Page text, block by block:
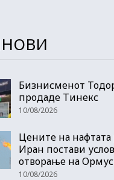
Бизнисменот
продаде Тинекс
10/08/2026
Цените на нафтата
Иран постави
отворање на
10/08/2026